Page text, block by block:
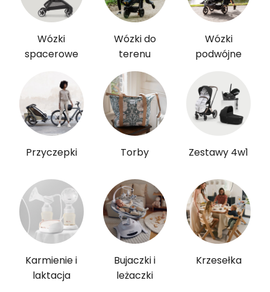
Wózki
spacerowe
Wózki do
terenu
Wózki
podwójne
Przyczepki
Karmienie i
laktacja
Torby
Bujaczki i
leżaczki
Zestawy 4w1
Krzesełka